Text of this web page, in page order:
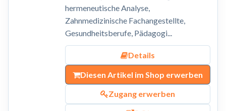
hermeneutische Analyse,
Zahnmedizinische Fachangestellte,
Gesundheitsberufe, Pädagogi...
Details
Diesen Artikel im Shop erwerben
Zugang erwerben